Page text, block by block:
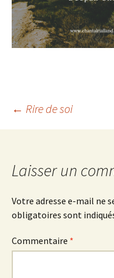
Navigation
articles
← Rire de soi
Laisser un
Votre adresse e-mail ne
obligatoires sont
Commentaire *